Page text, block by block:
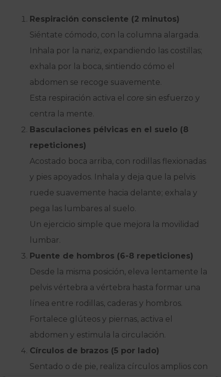
Respiración consciente (2 minutos)
Siéntate cómodo, con la columna alargada.
Inhala por la nariz, expandiendo las costillas;
exhala por la boca, sintiendo cómo el
abdomen se recoge suavemente.
Esta respiración activa el core sin esfuerzo y
centra la mente.
Basculaciones pélvicas en el suelo (8
repeticiones)
Acostado boca arriba, con rodillas flexionadas
y pies apoyados. Inhala y deja que la pelvis
ruede suavemente hacia delante; exhala y
pega las lumbares al suelo.
Un ejercicio simple que mejora la movilidad
lumbar.
Puente de hombros (6-8 repeticiones)
Desde la misma posición, eleva lentamente la
pelvis vértebra a vértebra hasta formar una
línea entre rodillas, caderas y hombros.
Fortalece glúteos y piernas, activa el
abdomen y estimula la circulación.
Círculos de brazos (5 por lado)
Sentado o de pie, realiza círculos amplios con